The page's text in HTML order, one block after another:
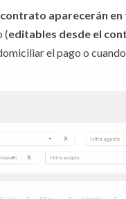
aparecerán en
(editables desde el
el pago o